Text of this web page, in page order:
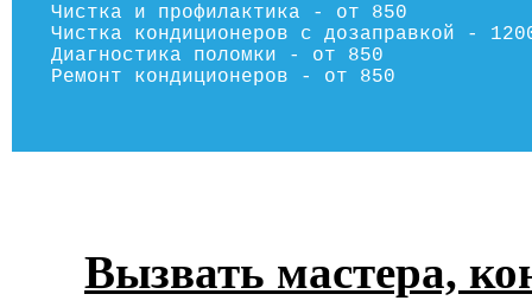
Чистка и профилактика - от 850
Чистка кондиционеров с дозаправкой -
Диагностика поломки - от 850
Ремонт кондиционеров - от 850
Вызвать мастера,